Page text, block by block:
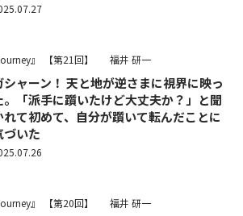
』 【第21回】 福井 研一
シャーン！ 天と地が逆さまに視界に映っ
。「派手に躓いたけど大丈夫か？」と聞
れて初めて、自分が躓いて転んだことに
づいた
』 【第20回】 福井 研一